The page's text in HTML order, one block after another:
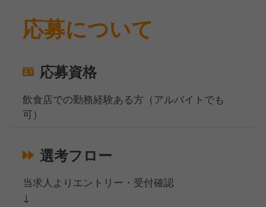
応募について
応募資格
飲食店での勤務経験ある方（アルバイトでも
可）
選考フロー
当求人よりエントリー・受付確認
↓